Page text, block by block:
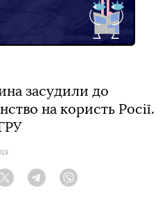
засудили до
на користь Росії.
Twitter TelegramViber